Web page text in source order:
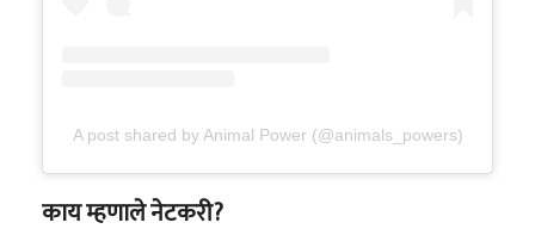
A post shared by Animal Power (@animals_powers)
काय म्हणाले नेटकरी?